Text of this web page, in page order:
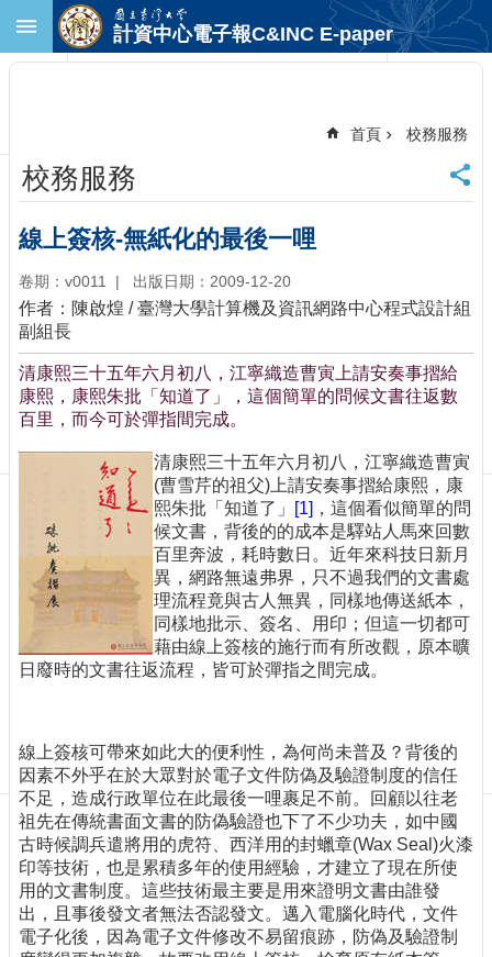
跳到主要內容區塊
首
頁
臺
大
首
頁
計
中
首
頁
聯
絡
訂
閱/
取
消
網
站
導
新
消
息
關
於
我
們
計資中心電子報C&INC E-paper
首頁 校務服務
校務服務
線上簽核-無紙化的最後一哩
卷期：v0011 出版日期：2009-12-20
作者：陳啟煌 / 臺灣大學計算機及資訊網路中心程式設計組
副組長
清康熙三十五年六月初八，江寧織造曹寅上請安奏事摺給
康熙，康熙朱批「知道了」，這個簡單的問候文書往返數
百里，而今可於彈指間完成。
清康熙三十五年六月初八，江寧織造曹寅
(曹雪芹的祖父)上請安奏事摺給康熙，康
熙朱批「知道了」
[1] ，這個看似簡單的問
候文書，背後的的成本是驛站人馬來回數
百里奔波，耗時數日。近年來科技日新月
異，網路無遠弗界，只不過我們的文書處
理流程竟與古人無異，同樣地傳送紙本，
同樣地批示、簽名、用印；但這一切都可
藉由線上簽核的施行而有所改觀，原本曠
日廢時的文書往返流程，皆可於彈指之間完成。
線上簽核可帶來如此大的便利性，為何尚未普及？背後的
因素不外乎在於大眾對於電子文件防偽及驗證制度的信任
不足，造成行政單位在此最後一哩裹足不前。回顧以往老
祖先在傳統書面文書的防偽驗證也下了不少功夫，如中國
古時候調兵遣將用的虎符、西洋用的封蠟章(Wax Seal)火漆
印等技術，也是累積多年的使用經驗，才建立了現在所使
用的文書制度。這些技術最主要是用來證明文書由誰發
出，且事後發文者無法否認發文。邁入電腦化時代，文件
電子化後，因為電子文件修改不易留痕跡，防偽及驗證制